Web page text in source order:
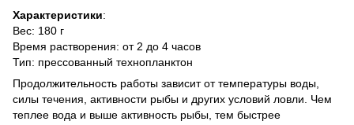
Характеристики:
Вес: 180 г
Время растворения: от 2 до 4 часов
Тип: прессованный технопланктон
Продолжительность работы зависит от температуры воды,
силы течения, активности рыбы и других условий ловли. Чем
теплее вода и выше активность рыбы, тем быстрее